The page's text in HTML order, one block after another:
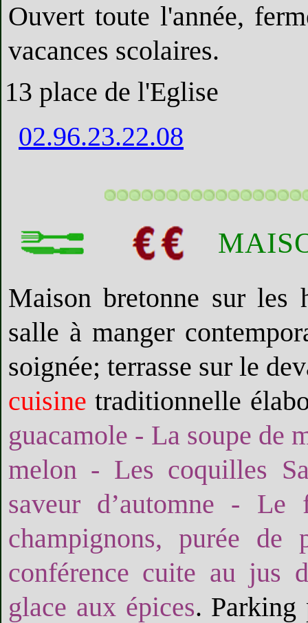
Ouvert toute l'année,
vacances scolaires.
13 place de l'Eglise
02.96.23.22.08
Maison bretonne sur les
salle à manger
soignée; terrasse sur le
cuisine traditionnelle
guacamole - La soupe de
melon - Les coquilles
saveur d’automne -
champignons, purée
conférence cuite au jus
glace aux épices. Parking